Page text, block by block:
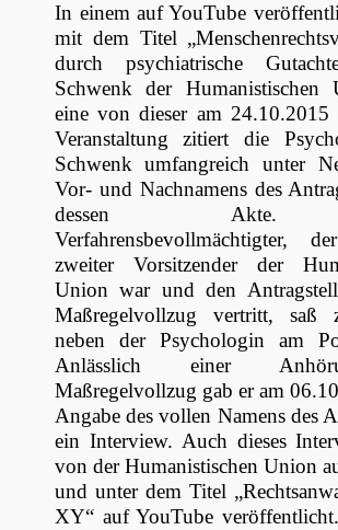
In einem auf YouTube
mit dem Titel
durch psychiatrische
Schwenk der Humanistischen
eine von dieser am 24.10.2015
Veranstaltung zitiert die
Schwenk umfangreich unter
Vor- und Nachnamens des
dessen Akte.
Verfahrensbevollmächtigter,
zweiter Vorsitzender der
Union war und den
Maßregelvollzug vertritt, saß
neben der Psychologin am
Anlässlich einer
Maßregelvollzug gab er am
Angabe des vollen Namens des
ein Interview. Auch dieses
von der Humanistischen Union
und unter dem Titel
XY“ auf YouTube veröffentlicht.